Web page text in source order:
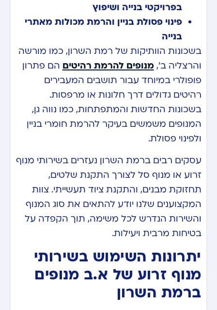
בפרויקטי בנייה ושיפוץ
פינוי פסולת בניין והרמת מכולות מאתרי
בנייה
בשכונות הוותיקות של רמת השרון, כמו מורשה
והרצליה ב’, מנופים להרמת רהיטים הם פתרון
פופולרי במיוחד עבור תושבים המעבירים
רהיטים גדולים דרך חלונות או מרפסות.
בשכונות החדשות והמתפתחות, כמו נווה גן,
המנופים משמשים בעיקר להרמת חומרי בניין
ולפינוי פסולת.
עסקים רבים ברמת השרון נעזרים בשירותי מנוף
זרוע או מנוף סל לצורך התקנת שלטים,
תחזוקת מבנים, והתקנת ציוד תעשייתי. צוות
המקצוענים שלנו יודע להתאים את סוג המנוף
והשירות הנדרש לכל משימה, תוך הקפדה על
בטיחות מרבית ויעילות.
יתרונות השימוש בשירותי
מנוף זרוע של א.ב מנופים
ברמת השרון